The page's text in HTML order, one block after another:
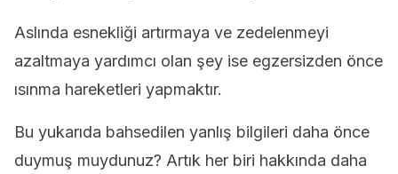
Aslında esnekliği artırmaya ve zedelenmeyi
azaltmaya yardımcı olan şey ise egzersizden önce
ısınma hareketleri yapmaktır.
Bu yukarıda bahsedilen yanlış bilgileri daha önce
duymuş muydunuz? Artık her biri hakkında daha